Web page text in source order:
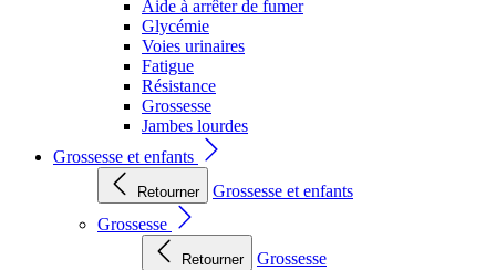
Aide à arrêter de fumer
Glycémie
Voies urinaires
Fatigue
Résistance
Grossesse
Jambes lourdes
Grossesse et enfants
Retourner
Grossesse et enfants
Grossesse
Retourner
Grossesse